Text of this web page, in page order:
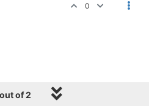
0
of 2